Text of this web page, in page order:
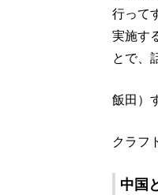
行って
実施す
とで、
飯田）
クラフ
中国